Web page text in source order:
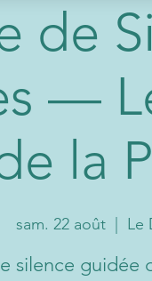
de
—
la
sam. 22 août
  |
Le
silence guidée